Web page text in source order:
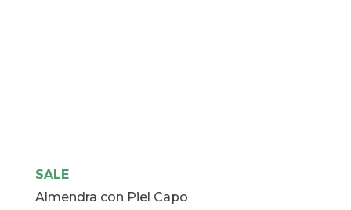
SALE
Almendra con Piel Capo